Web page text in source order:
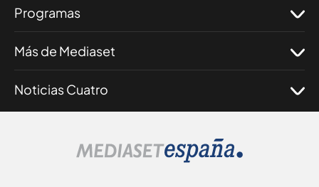
Programas
Más de Mediaset
Noticias Cuatro